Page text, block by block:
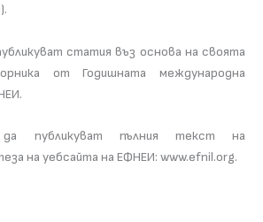
статия въз основа на своята
от Годишната международна
публикуват пълния текст на
на уебсайта на ЕФНЕИ: www.efnil.org.